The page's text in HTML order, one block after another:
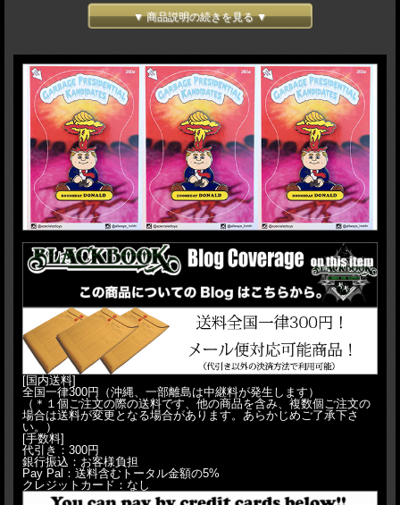
▼ 商品説明の続きを見る ▼
[国内送料]
全国一律300円（沖縄、一部離島は中継料が発生します）
（＊１個ご注文の際の送料です、他の商品を含み、複数個ご注文の
場合は送料が変更となる場合があります。あらかじめご了承下さ
い。）
[手数料]
代引き：300円
銀行振込：お客様負担
Pay Pal：送料含むトータル金額の5%
クレジットカード：なし